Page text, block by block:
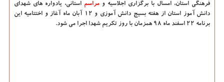
فرهنگی استان، امسال با برگزاری اجلاسیه و مراسم استانی، یادواره های شهدای
دانش آموز استان از هفته بسیج دانش آموزی و ۱۲ آبان ماه آغاز و اختتامیه این
برنامه ۲۲ اسفند ماه ۹۸ همزمان با روز تكریم شهدا اجرا می شود.